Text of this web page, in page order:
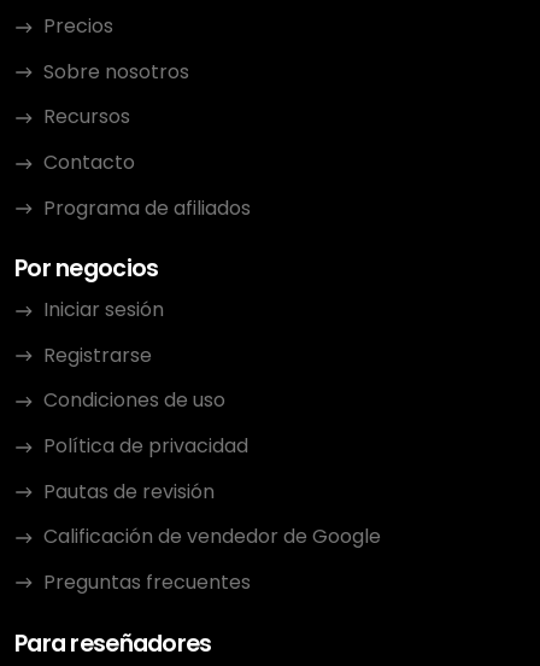
Precios
Sobre nosotros
Recursos
Contacto
Programa de afiliados
Por negocios
Iniciar sesión
Registrarse
Condiciones de uso
Política de privacidad
Pautas de revisión
Calificación de vendedor de Google
Preguntas frecuentes
Para reseñadores